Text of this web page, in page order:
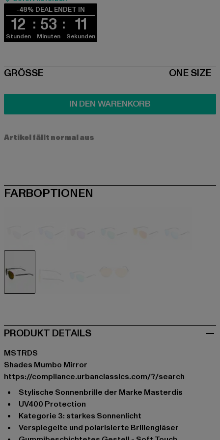
-48% DEAL ENDET IN
12
Stunden
53
Minuten
11
Sekunden
SIZE
GRÖSSE ONE SIZE
IN DEN WARENKORB
Artikel fällt normal aus
FARBOPTIONEN
PRODUKT DETAILS
MSTRDS
Shades Mumbo Mirror
https://compliance.urbanclassics.com/?/search
stylische Sonnenbrille der Marke Masterdis
UV400 Protection
Kategorie 3: starkes Sonnenlicht
verspiegelte und polarisierte Brillengläser